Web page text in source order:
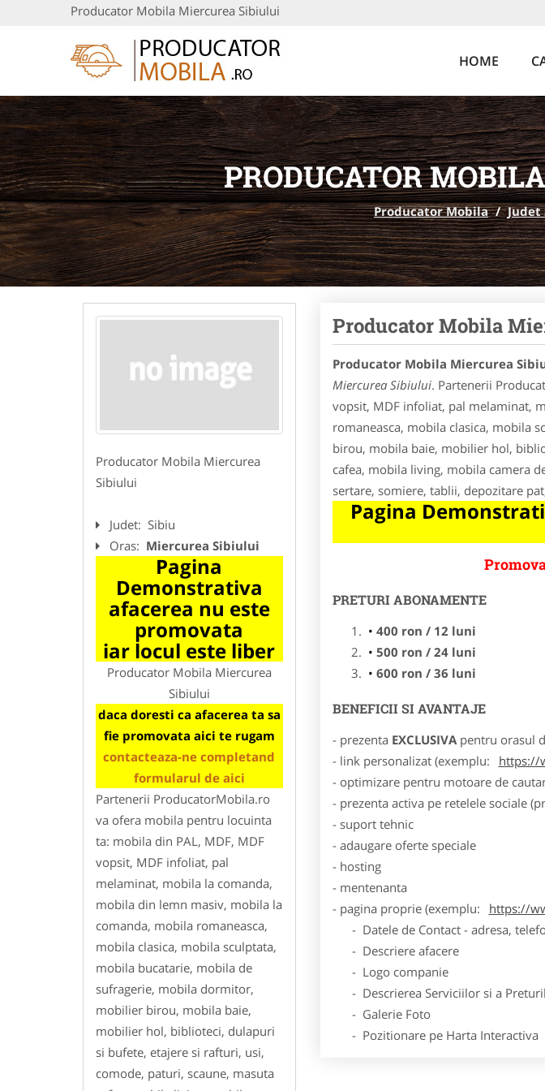
Producator Mobila Miercurea Sibiului
HOME
PRODUCATOR
Producator Mobila / Judet
Producator Mobila Miercurea
Sibiului
Judet: Sibiu
Oras: Miercurea Sibiului
Pagina
Demonstrativa
afacerea nu este
promovata
iar locul este liber
Producator Mobila Miercurea
Sibiului
daca doresti ca afacerea ta sa
fie promovata aici te rugam
contacteaza-ne completand
formularul de aici
Partenerii ProducatorMobila.ro
va ofera mobila pentru locuinta
ta: mobila din PAL, MDF, MDF
vopsit, MDF infoliat, pal
melaminat, mobila la comanda,
mobila din lemn masiv, mobila la
comanda, mobila romaneasca,
mobila clasica, mobila sculptata,
mobila bucatarie, mobila de
sufragerie, mobila dormitor,
mobilier birou, mobila baie,
mobilier hol, biblioteci, dulapuri
si bufete, etajere si rafturi, usi,
comode, paturi, scaune, masuta
Producator Mobila
Producator Mobila Miercurea
Miercurea Sibiului. Partenerii
vopsit, MDF infoliat, pal melaminat,
romaneasca, mobila clasica, mobila
birou, mobila baie, mobilier hol,
cafea, mobila living, mobila camera
sertare, somiere, tablii, depozitare
Pagina
PRETURI ABONAMENTE
400 ron / 12 luni
500 ron / 24 luni
600 ron / 36 luni
BENEFICII SI AVANTAJE
- prezenta EXCLUSIVApentru orasul
- link personalizat (exemplu:
https://
- optimizare pentru motoare de
- prezenta activa pe retelele sociale
- suport tehnic
- adaugare oferte speciale
- hosting
- mentenanta
- pagina proprie (exemplu:
https://
- Datele de Contact - adresa,
- Descriere afacere
- Logo companie
- Descrierea Serviciilor si a
- Galerie Foto
- Pozitionare pe Harta Interactiva